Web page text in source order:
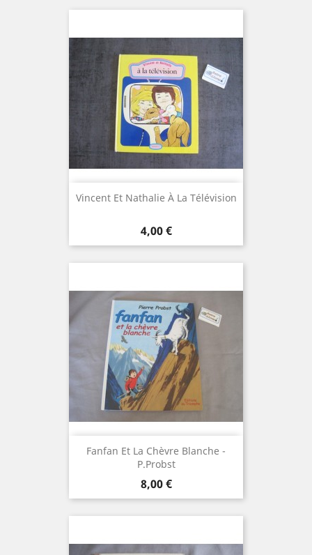
Vincent Et Nathalie À La Télévision
Prix
4,00 €
Fanfan Et La Chèvre Blanche -
P.Probst
Prix
8,00 €